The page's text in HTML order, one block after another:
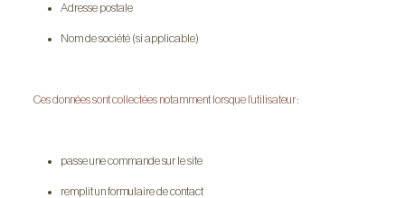
Adresse postale
Nom de société (si applicable)
Ces données sont collectées notamment lorsque l’utilisateur :
passe une commande sur le site
remplit un formulaire de contact